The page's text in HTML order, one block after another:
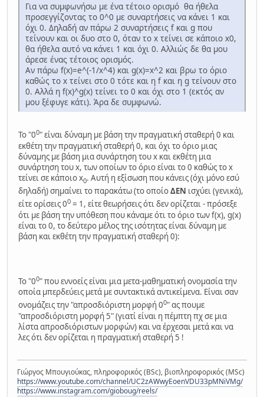
Για να συμφωνήσω με ένα τέτοιο ορισμό θα ήθελα
προσεγγίζοντας το 0^0 με συναρτήσεις να κάνει 1 και
όχι 0. Δηλαδή αν πάρω 2 συναρτήσεις f και g που
τείνουν και οι δυο στο 0, όταν το x τείνει σε κάποιο x0,
θα ήθελα αυτό να κάνει 1 και όχι 0. Αλλιώς δε θα μου
άρεσε ένας τέτοιος ορισμός.
Αν πάρω f(x)=e^(-1/x^4) και g(x)=x^2 και βρω το όριο
καθώς το x τείνει στο 0 τότε και η f και η g τείνουν στο
0. Αλλά η f(x)^g(x) τείνει το 0 και όχι στο 1 (εκτός αν
μου ξέφυγε κάτι). Άρα δε συμφωνώ.
Το "00" είναι δύναμη με βάση την πραγματική σταθερή 0 και
εκθέτη την πραγματική σταθερή 0, και όχι το όριο μιας
δύναμης με βάση μια συνάρτηση του x και εκθέτη μια
συνάρτηση του x, των οποίων το όριο είναι το 0 καθώς το x
τείνει σε κάποιο x0. Αυτή η εξίσωση που κάνεις (όχι μόνο εσύ
δηλαδή) σημαίνει το παρακάτω (το οποίοΔΕΝ ισχύει (γενικά),
είτε ορίσεις 00 = 1, είτε θεωρήσεις ότι δεν ορίζεται - πρόσεξε
ότι με βάση την υπόθεση που κάναμε ότι το όριο των f(x), g(x)
είναι το 0, το δεύτερο μέλος της ισότητας είναι δύναμη με
βάση και εκθέτη την πραγματική σταθερή 0):
Το "00" που εννοείς είναι μια μετα-μαθηματική ονομασία την
οποία μπερδεύεις μετά με συντακτικά αντικείμενα. Είναι σαν
ονομάζεις την "απροσδιόριστη μορφή 00" ας πουμε
"απροσδιόριστη μορφή 5" (γιατί είναι η πέμπτη πχ σε μια
λίστα απροσδιόριστων μορφών) και να έρχεσαι μετά και να
λες ότι δεν ορίζεται η πραγματική σταθερή 5 !
Γιώργος Μπουγιούκας, πληροφορικός (BSc), βιοπληροφορικός (MSc)
https://www.youtube.com/channel/UC2zAWwyEoenVDU33pMNiVMg/
https://www.instagram.com/gioboug/reels/